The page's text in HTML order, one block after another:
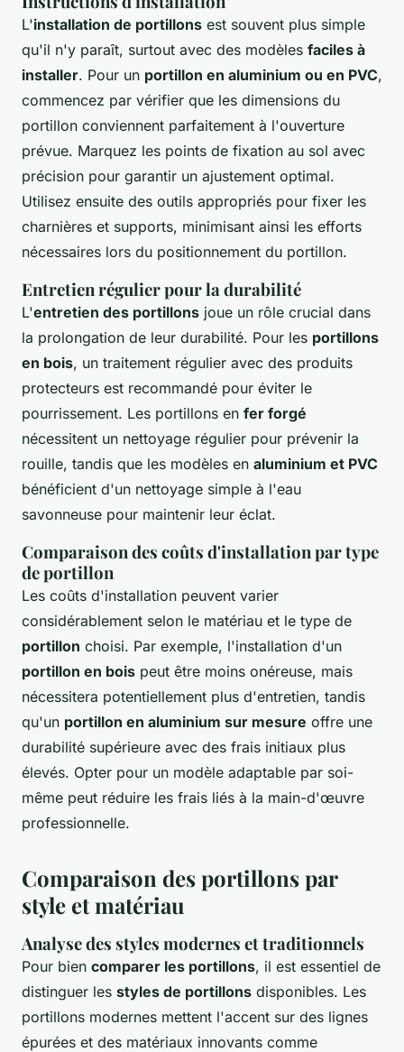
L'installation de portillons est souvent plus simple
qu'il n'y paraît, surtout avec des modèles faciles à
installer. Pour un portillon en aluminium ou en PVC,
commencez par vérifier que les dimensions du
portillon conviennent parfaitement à l'ouverture
prévue. Marquez les points de fixation au sol avec
précision pour garantir un ajustement optimal.
Utilisez ensuite des outils appropriés pour fixer les
charnières et supports, minimisant ainsi les efforts
nécessaires lors du positionnement du portillon.
Entretien régulier pour la durabilité
L'entretien des portillons joue un rôle crucial dans
la prolongation de leur durabilité. Pour les portillons
en bois, un traitement régulier avec des produits
protecteurs est recommandé pour éviter le
pourrissement. Les portillons en fer forgé
nécessitent un nettoyage régulier pour prévenir la
rouille, tandis que les modèles en aluminium et PVC
bénéficient d'un nettoyage simple à l'eau
savonneuse pour maintenir leur éclat.
Comparaison des coûts d'installation par type
de portillon
Les coûts d'installation peuvent varier
considérablement selon le matériau et le type de
portillon choisi. Par exemple, l'installation d'un
portillon en bois peut être moins onéreuse, mais
nécessitera potentiellement plus d'entretien, tandis
qu'un portillon en aluminium sur mesure offre une
durabilité supérieure avec des frais initiaux plus
élevés. Opter pour un modèle adaptable par soi-
même peut réduire les frais liés à la main-d'œuvre
professionnelle.
Comparaison des portillons par
style et matériau
Analyse des styles modernes et traditionnels
Pour bien comparer les portillons, il est essentiel de
distinguer les styles de portillons disponibles. Les
portillons modernes mettent l'accent sur des lignes
épurées et des matériaux innovants comme